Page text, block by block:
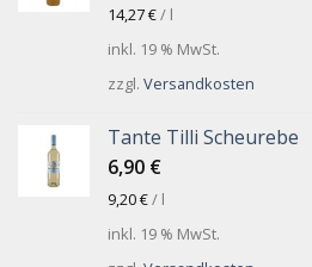
14,27€/ l
inkl. 19 % MwSt.
zzgl. Versandkosten
Tante Tilli Scheurebe
6,90 €
9,20€/ l
inkl. 19 % MwSt.